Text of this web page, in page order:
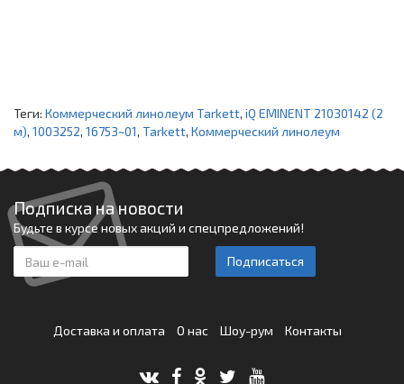
Теги: Коммерческий линолеум Tarkett, iQ EMINENT 21030142 (2
м), 1003252, 16753~01, Tarkett, Коммерческий линолеум
Подписка на новости
Будьте в курсе новых акций и спецпредложений!
Подписаться
Доставка и оплата О нас Шоу-рум Контакты